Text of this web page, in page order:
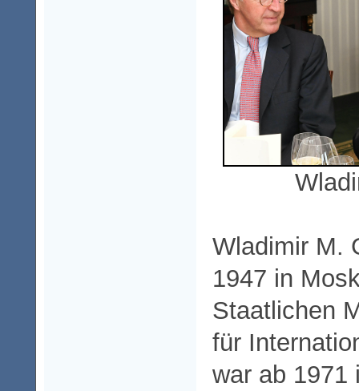
Wladimir M.
1947 in
Staatlichen
für
war ab 1971